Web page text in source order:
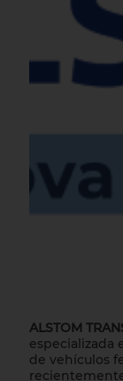
ALSTOM
especializada
de vehículos